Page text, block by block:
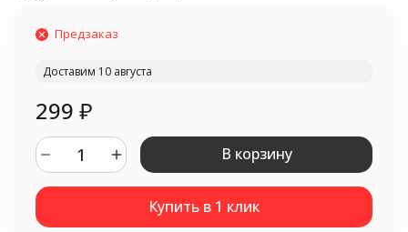
Предзаказ
Доставим 10 августа
299 ₽
В корзину